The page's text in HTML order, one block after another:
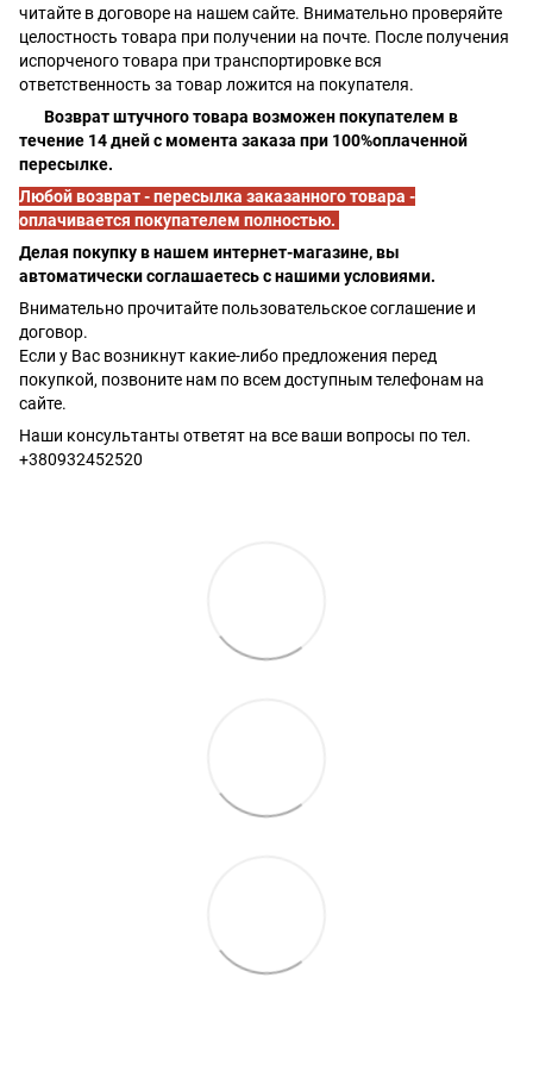
читайте в договоре на нашем сайте. Внимательно проверяйте
целостность товара при получении на почте. После получения
испорченого товара при транспортировке вся
ответственность за товар ложится на покупателя.
Возврат штучного товара возможен покупателем в
течение 14 дней с момента заказа при 100%оплаченной
пересылке.
Любой возврат - пересылка заказанного товара -
оплачивается покупателем полностью.
Делая покупку в нашем интернет-магазине, вы
автоматически соглашаетесь с нашими условиями.
Внимательно прочитайте пользовательское соглашение и
договор.
Если у Вас возникнут какие-либо предложения перед
покупкой, позвоните нам по всем доступным телефонам на
сайте.
Наши консультанты ответят на все ваши вопросы по тел.
+380932452520